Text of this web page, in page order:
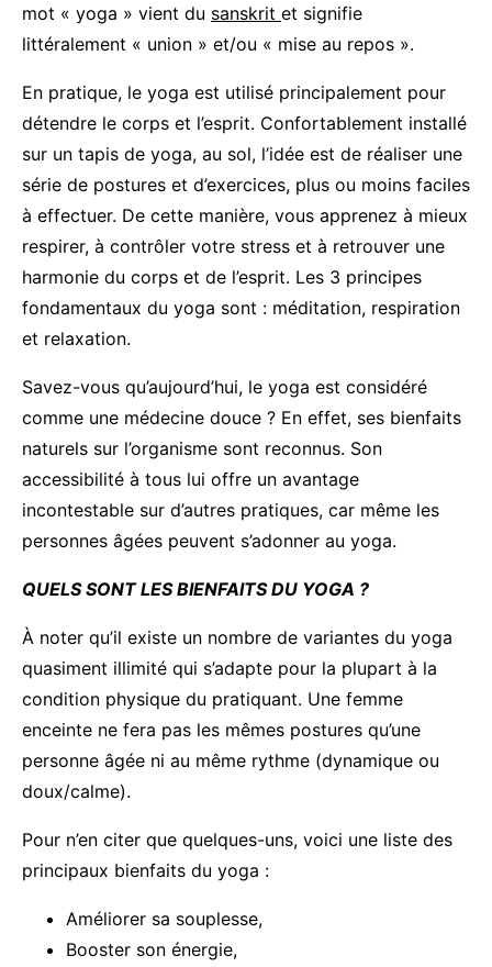
mot « yoga » vient du sanskrit et signifie
littéralement « union » et/ou « mise au repos ».
En pratique, le yoga est utilisé principalement pour
détendre le corps et l’esprit. Confortablement installé
sur un tapis de yoga, au sol, l’idée est de réaliser une
série de postures et d’exercices, plus ou moins faciles
à effectuer. De cette manière, vous apprenez à mieux
respirer, à contrôler votre stress et à retrouver une
harmonie du corps et de l’esprit. Les 3 principes
fondamentaux du yoga sont : méditation, respiration
et relaxation.
Savez-vous qu’aujourd’hui, le yoga est considéré
comme une médecine douce ? En effet, ses bienfaits
naturels sur l’organisme sont reconnus. Son
accessibilité à tous lui offre un avantage
incontestable sur d’autres pratiques, car même les
personnes âgées peuvent s’adonner au yoga.
QUELS SONT LES BIENFAITS DU YOGA ?
À noter qu’il existe un nombre de variantes du yoga
quasiment illimité qui s’adapte pour la plupart à la
condition physique du pratiquant. Une femme
enceinte ne fera pas les mêmes postures qu’une
personne âgée ni au même rythme (dynamique ou
doux/calme).
Pour n’en citer que quelques-uns, voici une liste des
principaux bienfaits du yoga :
Améliorer sa souplesse,
Booster son énergie,